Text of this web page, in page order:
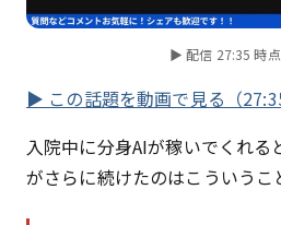
▶ 配信 27:35 時
▶ この話題を動画で見る（
入院中に分身AIが稼いでくれる
がさらに続けたのはこういうこ